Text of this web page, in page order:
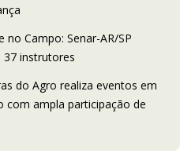
no Campo: Senar-AR/SP
instrutores
do Agro realiza eventos em
com ampla participação de